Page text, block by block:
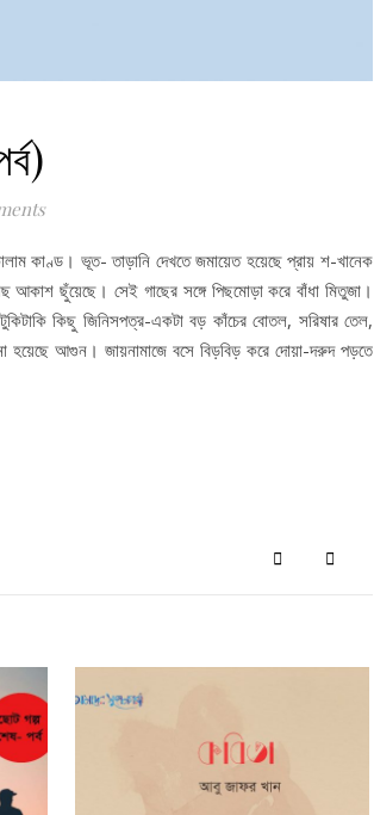
কাণ্ড। ভূত- তাড়ানি দেখতে জমায়েত হয়েছে প্রায় শ-খানেক
আকাশ ছুঁয়েছে। সেই গাছের সঙ্গে পিছমোড়া করে বাঁধা মিতুজা।
কিছু জিনিসপত্র-একটা বড় কাঁচের বোতল, সরিষার তেল,
হয়েছে আগুন। জায়নামাজে বসে বিড়বিড় করে দোয়া-দরুদ পড়তে